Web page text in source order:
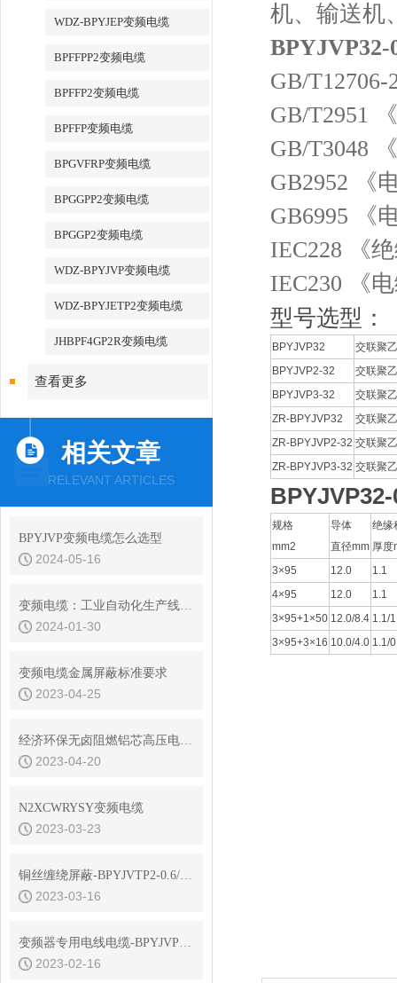
WDZ-BPYJEP变频电缆
BPFFPP2变频电缆
BPFFP2变频电缆
BPFFP变频电缆
BPGVFRP变频电缆
BPGGPP2变频电缆
BPGGP2变频电缆
WDZ-BPYJVP变频电缆
WDZ-BPYJETP2变频电缆
JHBPF4GP2R变频电缆
查看更多
相关文章
RELEVANT ARTICLES
BPYJVP变频电缆怎么选型
2024-05-16
变频电缆：工业自动化生产线的核心传输线缆
2024-01-30
变频电缆金属屏蔽标准要求
2023-04-25
经济环保无卤阻燃铝芯高压电缆型号分享
2023-04-20
N2XCWRYSY变频电缆
2023-03-23
铜丝缠绕屏蔽-BPYJVTP2-0.6/1KV变频电缆
2023-03-16
变频器专用电线电缆-BPYJVP12R柔性变频电缆选型
2023-02-16
机、输送机
GB/T12706-
GB/T2951
GB/T3048
GB2952 《
GB6995 《
IEC228 《
IEC230 《
型号选型：
BPYJVP32
交联聚
BPYJVP2-32
交联聚
BPYJVP3-32
交联聚
ZR-BPYJVP32
交联聚
ZR-BPYJVP2-32 交联聚
ZR-BPYJVP3-32 交联聚
规格
mm2
导体
直径mm
绝缘
厚度
3×95
12.0
1.1
4×95
12.0
1.1
3×95+1×50 12.0/8.4 1.1/
3×95+3×16 10.0/4.0 1.1/